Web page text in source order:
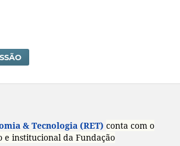
& Tecnologia (RET) conta com o
e institucional da Fundação